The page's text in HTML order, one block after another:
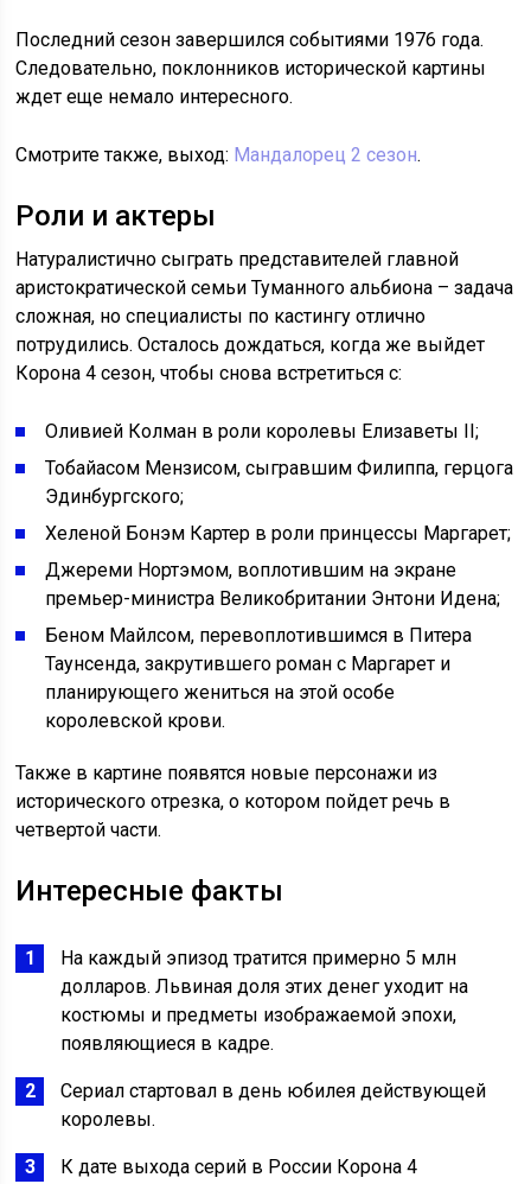
Последний сезон завершился событиями 1976 года.
Следовательно, поклонников исторической картины
ждет еще немало интересного.
Смотрите также, выход: Мандалорец 2 сезон.
Роли и актеры
Натуралистично сыграть представителей главной
аристократической семьи Туманного альбиона – задача
сложная, но специалисты по кастингу отлично
потрудились. Осталось дождаться, когда же выйдет
Корона 4 сезон, чтобы снова встретиться с:
Оливией Колман в роли королевы Елизаветы II;
Тобайасом Мензисом, сыгравшим Филиппа, герцога
Эдинбургского;
Хеленой Бонэм Картер в роли принцессы Маргарет;
Джереми Нортэмом, воплотившим на экране
премьер-министра Великобритании Энтони Идена;
Беном Майлсом, перевоплотившимся в Питера
Таунсенда, закрутившего роман с Маргарет и
планирующего жениться на этой особе
королевской крови.
Также в картине появятся новые персонажи из
исторического отрезка, о котором пойдет речь в
четвертой части.
Интересные факты
На каждый эпизод тратится примерно 5 млн
долларов. Львиная доля этих денег уходит на
костюмы и предметы изображаемой эпохи,
появляющиеся в кадре.
Сериал стартовал в день юбилея действующей
королевы.
К дате выхода серий в России Корона 4